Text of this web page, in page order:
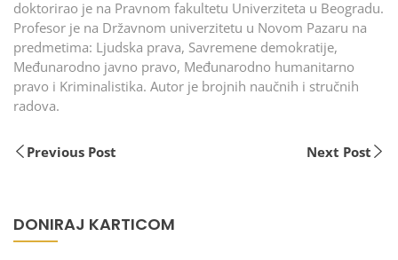
doktorirao je na Pravnom fakultetu Univerziteta u Beogradu.
Profesor je na Državnom univerzitetu u Novom Pazaru na
predmetima: Ljudska prava, Savremene demokratije,
Međunarodno javno pravo, Međunarodno humanitarno
pravo i Kriminalistika. Autor je brojnih naučnih i stručnih
radova.
Previous Post Next Post
DONIRAJ KARTICOM